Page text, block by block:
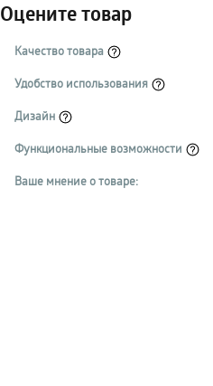
Оцените товар
Качество товара
Удобство использования
Дизайн
Функциональные возможности
Ваше мнение о товаре: